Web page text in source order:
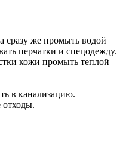
сразу же промыть водой
перчатки и спецодежду.
кожи промыть теплой
в канализацию.
отходы.